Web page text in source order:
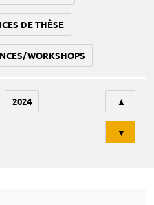
DE THÈSE
WORKSHOPS
2024 ▲
▼